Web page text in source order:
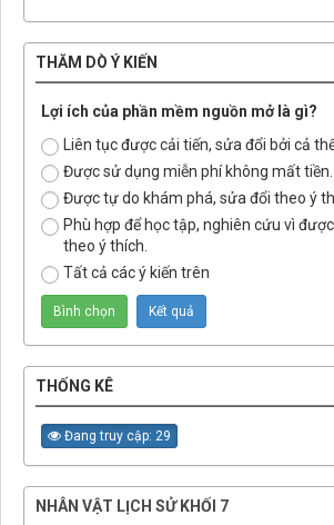
THĂM DÒ Ý KIẾN
Lợi ích của phần mềm nguồn mở là gì?
Liên tục được cải tiến, sửa đổi bởi cả
Được sử dụng miễn phí không mất tiền.
Được tự do khám phá, sửa đổi theo ý
Phù hợp để học tập, nghiên cứu vì
theo ý thích.
Tất cả các ý kiến trên
THỐNG KÊ
Đang truy cập: 29
NHÂN VẬT LỊCH SỬ KHỐI 7